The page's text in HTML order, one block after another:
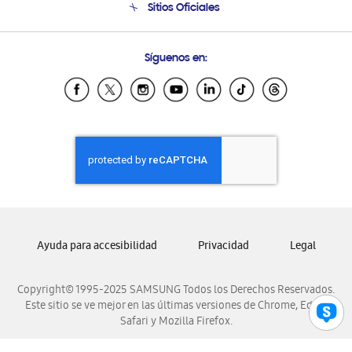
Condiciones de Compra
Soporte vía eMail
Sitios Oficiales
Samsung Ecuador
Samsung El Salvador
Samsung Honduras
Samsung Nicaragua
Samsung Panamá
Samsung Venezuela
Síguenos en:
Copyright© 1995-2025 SAMSUNG Todos los Derechos Reservados.
Este sitio se ve mejor en las últimas versiones de Chrome, Edge,
Safari y Mozilla Firefox.
Ayuda para accesibilidad Privacidad Legal